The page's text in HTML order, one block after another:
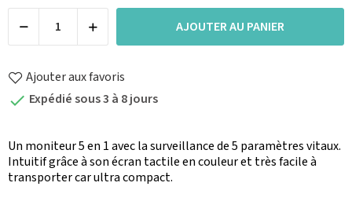
AJOUTER AU PANIER
Ajouter aux favoris
 Expédié sous 3 à 8 jours
Un moniteur 5 en 1 avec la surveillance de 5 paramètres vitaux.
Intuitif grâce à son écran tactile en couleur et très facile à
transporter car ultra compact.